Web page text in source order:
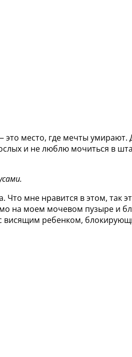
место, где мечты умирают.
и не люблю мочиться в
мне нравится в этом, так
на моем мочевом пузыре и
ребенком,